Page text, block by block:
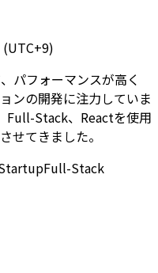
(UTC+9)
パフォーマンスが高く
ンの開発に注力していま
Full-Stack、Reactを使用
せてきました。
Full-Stack